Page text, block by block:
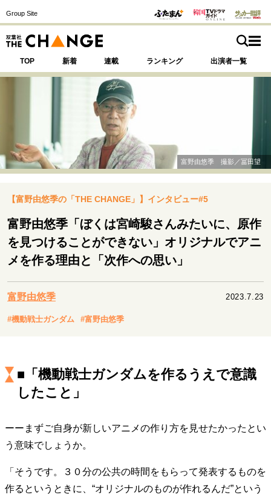
Group Site
TOP 新着 連載 ランキング 出演者一覧
注目の記事テーマで探す
運命を変えた出会い 決断の裏側
挫折からの再起
表現者の葛藤
人生が動いた日 10代の挫折と原点
セカンドキャリアの描き方
夢を掴む選択
経営・ビジネス
リーダーの流儀
重圧との向き合い方 一流のルーティン
20代の現在地
忘れられない言葉
10代・20代の土台
富野由悠季 撮影／冨田望
【富野由悠季の「THE CHANGE」】インタビュー#5
富野由悠季「ぼくは宮崎駿さんみたいに、原作
を見つけることができない」オリジナルでアニ
メを作る理由と「次作への思い」
富野由悠季 2023.7.23
#機動戦士ガンダム #富野由悠季
■「機動戦士ガンダムを作るうえで意識
したこと」
ーーまずご自身が新しいアニメの作り方を見せたかったとい
う意味でしょうか。
「そうです。３０分の公共の時間をもらって発表するものを
作るというときに、“オリジナルのものが作れるんだ”という